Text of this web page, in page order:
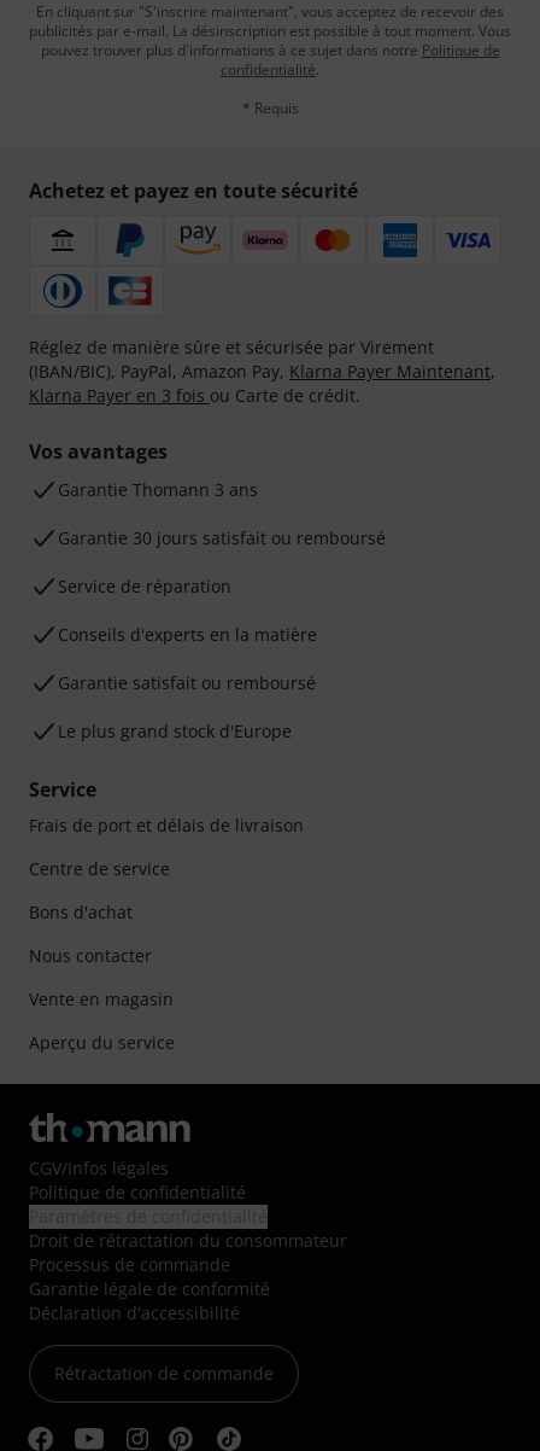
En cliquant sur "S'inscrire maintenant", vous acceptez de recevoir des
publicités par e-mail. La désinscription est possible à tout moment. Vous
pouvez trouver plus d'informations à ce sujet dans notre Politique de
confidentialité.
* Requis
Achetez et payez en toute sécurité
Réglez de manière sûre et sécurisée par Virement
(IBAN/BIC), PayPal, Amazon Pay, Klarna Payer Maintenant,
Klarna Payer en 3 fois ou Carte de crédit.
Vos avantages
Ga­ran­tie Thomann 3 ans
Garantie 30 jours satisfait ou remboursé
Service de réparation
Conseils d'experts en la matière
Garantie satisfait ou remboursé
Le plus grand stock d'Europe
Service
Frais de port et délais de livraison
Centre de service
Bons d'achat
Nous contacter
Vente en magasin
Aperçu du service
CGV/Infos légales
Politique de confidentialité
Droit de rétractation du consommateur
Processus de commande
Garantie légale de conformité
Déclaration d'accessibilité
Rétractation de commande